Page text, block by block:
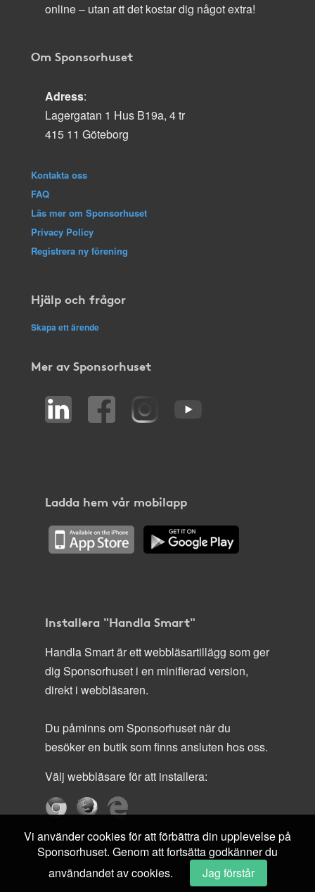
online – utan att det kostar dig något extra!
Om Sponsorhuset
Adress:
Lagergatan 1 Hus B19a, 4 tr
415 11 Göteborg
Kontakta oss
FAQ
Läs mer om Sponsorhuset
Privacy Policy
Registrera ny förening
Hjälp och frågor
Skapa ett ärende
Mer av Sponsorhuset
Ladda hem vår mobilapp
Installera "Handla Smart"
Handla Smart är ett webbläsartillägg som ger
dig Sponsorhuset i en minifierad version,
direkt i webbläsaren.
Du påminns om Sponsorhuset när du
besöker en butik som finns ansluten hos oss.
Välj webbläsare för att installera:
Vi använder cookies för att förbättra din upplevelse på
Sponsorhuset. Genom att fortsätta godkänner du
användandet av cookies.
Jag förstår